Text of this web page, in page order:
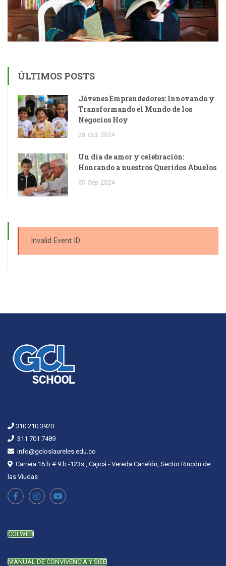
ÚLTIMOS POSTS
Jóvenes Emprendedores: Innovando y
Transformando el Mundo de los
Negocios Hoy
28 Oct 2024
Un día de amor y celebración:
Honrando a nuestros Queridos Abuelos
05 Sep 2024
Invalid Event ID
310 210 3920
311 701 7489
info@gcloslaureles.edu.co
Carrera 16 b # 9 b -123s , Cajicá - Vereda Canelón, Sector Rincón de
las Viudas
COLWEB
MANUAL DE CONVIVENCIA Y SIEE